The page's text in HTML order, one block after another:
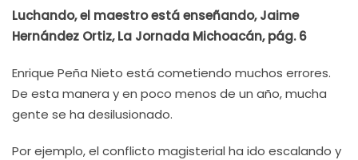
Luchando, el maestro está enseñando, Jaime
Hernández Ortiz, La Jornada Michoacán, pág. 6
Enrique Peña Nieto está cometiendo muchos errores.
De esta manera y en poco menos de un año, mucha
gente se ha desilusionado.
Por ejemplo, el conflicto magisterial ha ido escalando y